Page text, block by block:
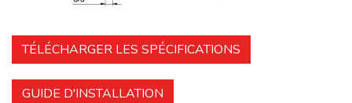
TÉLÉCHARGER LES SPÉCIFICATIONS
GUIDE D'INSTALLATION